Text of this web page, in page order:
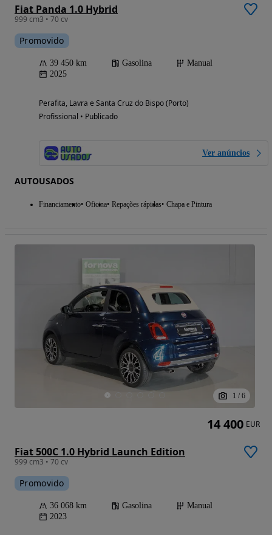
Fiat Panda 1.0 Hybrid
999 cm3 • 70 cv
Promovido
39 450 km Gasolina
Manual
2025
Perafita, Lavra e Santa Cruz do Bispo (Porto)
Profissional • Publicado
Ver anúncios
AUTOUSADOS
Financiamento Oficina Repações rápidas Chapa e Pintura
1 / 6
Fiat 500C 1.0 Hybrid Launch Edition
999 cm3 • 70 cv
Promovido
36 068 km Gasolina
Manual
2023
14 400 EUR